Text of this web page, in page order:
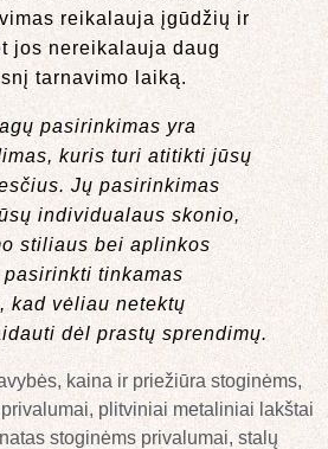
reikalauja įgūdžių ir
jos nereikalauja daug
tarnavimo laiką.
pasirinkimas yra
kuris turi atitikti jūsų
Jų pasirinkimas
individualaus skonio,
stiliaus bei aplinkos
tinkamas
kad vėliau netektų
dėl prastų sprendimų.
, kaina ir priežiūra stoginėms,
, plitviniai metaliniai lakštai
stoginėms privalumai, stalų